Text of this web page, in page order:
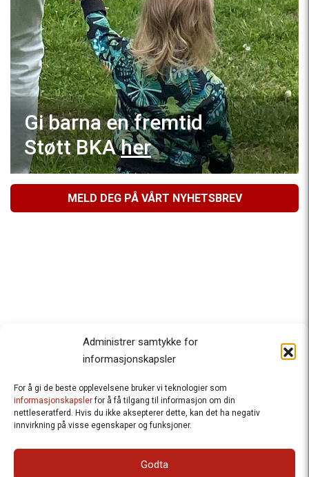
Administrer samtykke for
informasjonskapsler
For å gi de beste opplevelsene bruker vi teknologier som
informasjonskapslerfor å få tilgang til informasjon om din
nettleseratferd. Hvis du ikke aksepterer dette, kan det ha negativ
innvirkning på visse egenskaper og funksjoner.
Godta
Gi barna en fremtid
Støtt BKAher
MELD DEG PÅ VÅRT NYHETSBREV
Besteforeldrenes klimaaksjon
Ansvarlig redaktør
: Halfdan Wiik |
: Postboks 1231 Vika, 0110 Oslo.